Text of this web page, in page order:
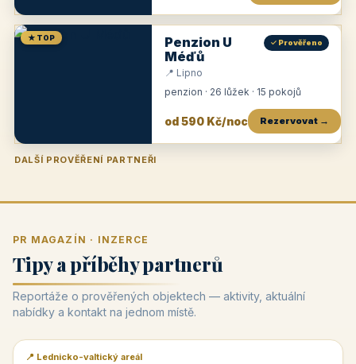
★ TOP
Penzion U
Méďů
✓ Prověřeno
📍 Lipno
penzion · 26 lůžek · 15 pokojů
od 590 Kč/noc Rezervovat →
DALŠÍ PROVĚŘENÍ PARTNEŘI
Penzion U Zámku Pension Faber
PR MAGAZÍN · INZERCE
Tipy a příběhy partnerů
Reportáže o prověřených objektech — aktivity, aktuální
nabídky a kontakt na jednom místě.
📰 PR článek
📍 Lednicko-valtický areál